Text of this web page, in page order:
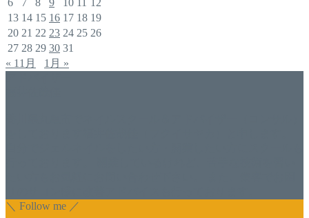
13 14 15 16 17 18 19
20 21 22 23 24 25 26
27 28 29 30 31
« 11月
1月 »
＼ Follow me ／